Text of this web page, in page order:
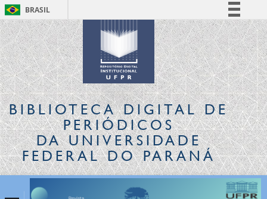
BRASIL
Simplifique!
Comunica BR
Participe
Acesso à informação
Legislação
Canais
BIBLIOTECA DIGITALDE
PERIÓDICOS
DA UNIVERSIDADE
FEDERAL DO PARANÁ